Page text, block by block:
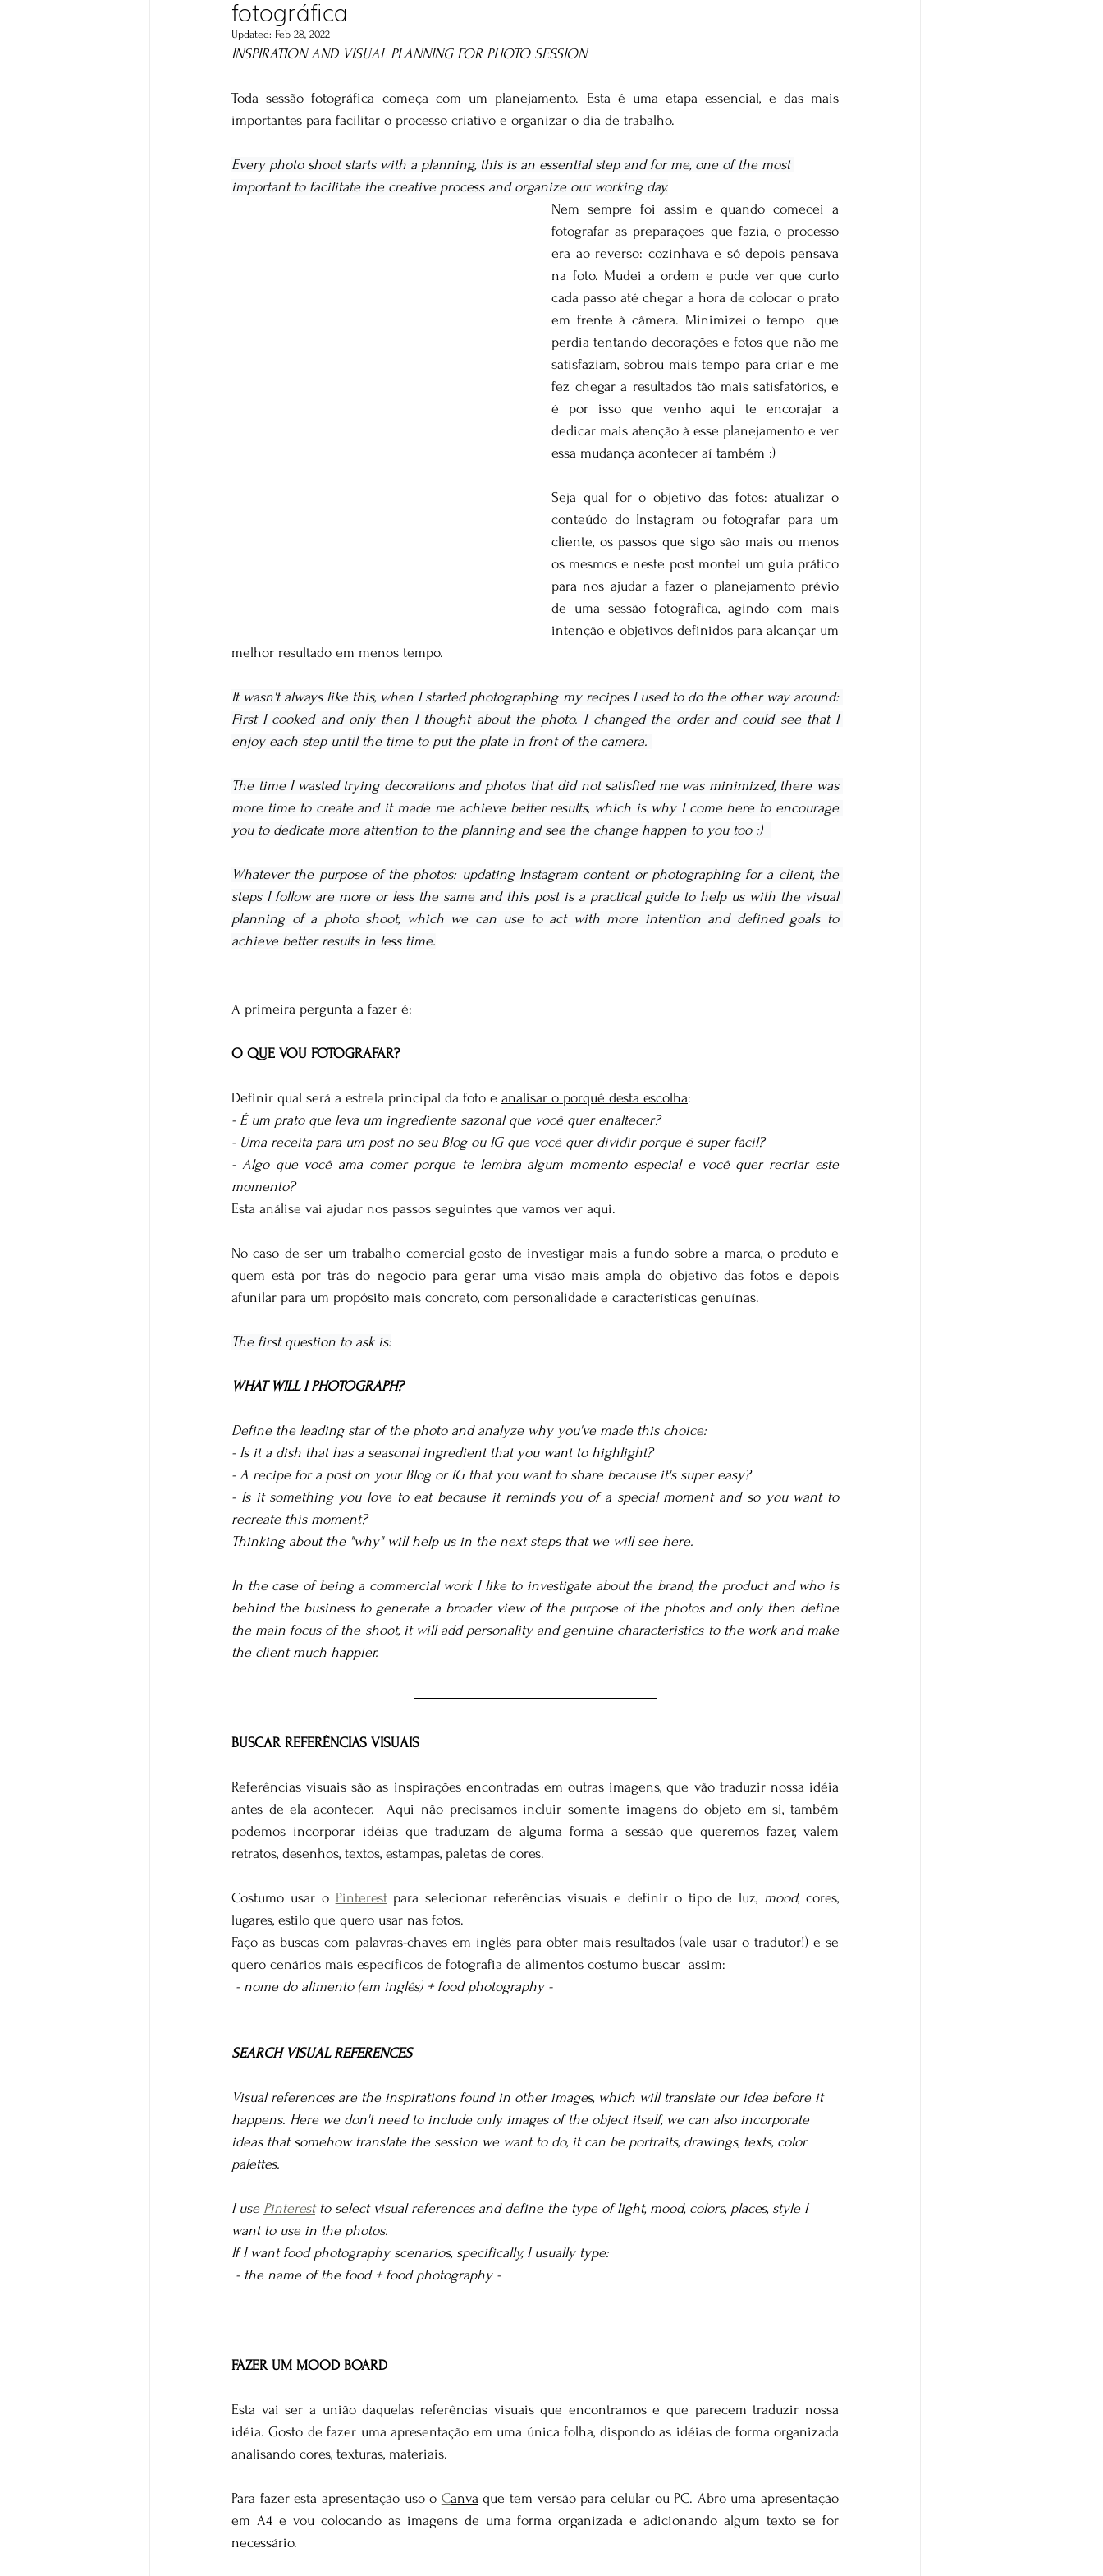
fotográfica
Updated: Feb 28, 2022
INSPIRATION AND VISUAL PLANNING FOR PHOTO SESSION
Toda sessão fotográfica começa com um planejamento. Esta é uma etapa essencial, e das mais
importantes para facilitar o processo criativo e organizar o dia de trabalho.
Every photo shoot starts with a planning, this is an essential step and for me, one of the most
important to facilitate the creative process and organize our working day.
Nem sempre foi assim e quando comecei a
fotografar as preparações que fazia, o processo
era ao reverso: cozinhava e só depois pensava
na foto. Mudei a ordem e pude ver que curto
cada passo até chegar a hora de colocar o prato
em frente à câmera. Minimizei o tempo  que
perdia tentando decorações e fotos que não me
satisfaziam, sobrou mais tempo para criar e me
fez chegar a resultados tão mais satisfatórios, e
é por isso que venho aqui te encorajar a
dedicar mais atenção à esse planejamento e ver
essa mudança acontecer aí também :)
Seja qual for o objetivo das fotos: atualizar o
conteúdo do Instagram ou fotografar para um
cliente, os passos que sigo são mais ou menos
os mesmos e neste post montei um guia prático
para nos ajudar a fazer o planejamento prévio
de uma sessão fotográfica, agindo com mais
intenção e objetivos definidos para alcançar um
melhor resultado em menos tempo.
It wasn't always like this, when I started photographing my recipes I used to do the other way around:
First I cooked and only then I thought about the photo. I changed the order and could see that I
enjoy each step until the time to put the plate in front of the camera.
The time I wasted trying decorations and photos that did not satisfied me was minimized, there was
more time to create and it made me achieve better results, which is why I come here to encourage
you to dedicate more attention to the planning and see the change happen to you too :)
Whatever the purpose of the photos: updating Instagram content or photographing for a client, the
steps I follow are more or less the same and this post is a practical guide to help us with the visual
planning of a photo shoot, which we can use to act with more intention and defined goals to
achieve better results in less time.
A primeira pergunta a fazer é:
O QUE VOU FOTOGRAFAR?
Definir qual será a estrela principal da foto e analisar o porquê desta escolha:
- É um prato que leva um ingrediente sazonal que você quer enaltecer?
- Uma receita para um post no seu Blog ou IG que você quer dividir porque é super fácil?
- Algo que você ama comer porque te lembra algum momento especial e você quer recriar este
momento?
Esta análise vai ajudar nos passos seguintes que vamos ver aqui.
No caso de ser um trabalho comercial gosto de investigar mais a fundo sobre a marca, o produto e
quem está por trás do negócio para gerar uma visão mais ampla do objetivo das fotos e depois
afunilar para um propósito mais concreto, com personalidade e características genuínas.
The first question to ask is:
WHAT WILL I PHOTOGRAPH?
Define the leading star of the photo and analyze why you've made this choice:
- Is it a dish that has a seasonal ingredient that you want to highlight?
- A recipe for a post on your Blog or IG that you want to share because it's super easy?
- Is it something you love to eat because it reminds you of a special moment and so you want to
recreate this moment?
Thinking about the "why" will help us in the next steps that we will see here.
In the case of being a commercial work I like to investigate about the brand, the product and who is
behind the business to generate a broader view of the purpose of the photos and only then define
the main focus of the shoot, it will add personality and genuine characteristics to the work and make
the client much happier.
BUSCAR REFERÊNCIAS VISUAIS
Referências visuais são as inspirações encontradas em outras imagens, que vão traduzir nossa idéia
antes de ela acontecer.  Aqui não precisamos incluir somente imagens do objeto em si, também
podemos incorporar idéias que traduzam de alguma forma a sessão que queremos fazer, valem
retratos, desenhos, textos, estampas, paletas de cores.
Costumo usar o Pinterest para selecionar referências visuais e definir o tipo de luz, mood, cores,
lugares, estilo que quero usar nas fotos.
Faço as buscas com palavras-chaves em inglês para obter mais resultados (vale usar o tradutor!) e se
quero cenários mais específicos de fotografia de alimentos costumo buscar  assim:
- nome do alimento (em inglês) + food photography -
SEARCH VISUAL REFERENCES
Visual references are the inspirations found in other images, which will translate our idea before it
happens. Here we don't need to include only images of the object itself, we can also incorporate
ideas that somehow translate the session we want to do, it can be portraits, drawings, texts, color
palettes.
I use Pinterest to select visual references and define the type of light, mood, colors, places, style I
want to use in the photos.
If I want food photography scenarios, specifically, I usually type:
- the name of the food + food photography -
FAZER UM MOOD BOARD
Esta vai ser a união daquelas referências visuais que encontramos e que parecem traduzir nossa
idéia. Gosto de fazer uma apresentação em uma única folha, dispondo as idéias de forma organizada
analisando cores, texturas, materiais.
Para fazer esta apresentação uso o Canva que tem versão para celular ou PC. Abro uma apresentação
em A4 e vou colocando as imagens de uma forma organizada e adicionando algum texto se for
necessário.